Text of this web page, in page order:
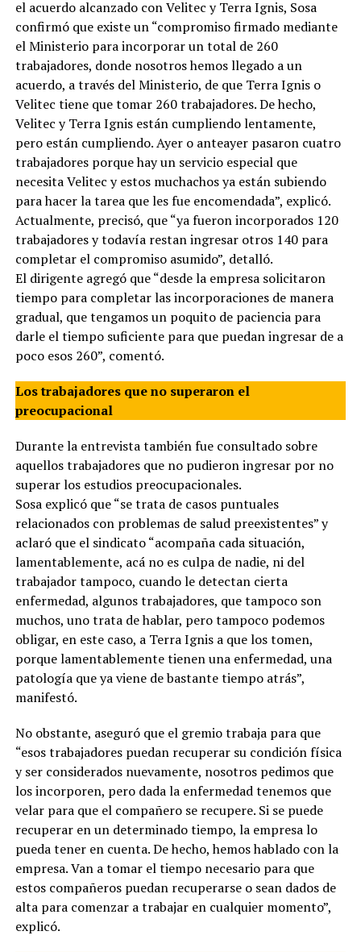
el acuerdo alcanzado con Velitec y Terra Ignis, Sosa
confirmó que existe un “compromiso firmado mediante
el Ministerio para incorporar un total de 260
trabajadores, donde nosotros hemos llegado a un
acuerdo, a través del Ministerio, de que Terra Ignis o
Velitec tiene que tomar 260 trabajadores. De hecho,
Velitec y Terra Ignis están cumpliendo lentamente,
pero están cumpliendo. Ayer o anteayer pasaron cuatro
trabajadores porque hay un servicio especial que
necesita Velitec y estos muchachos ya están subiendo
para hacer la tarea que les fue encomendada”, explicó.
Actualmente, precisó, que “ya fueron incorporados 120
trabajadores y todavía restan ingresar otros 140 para
completar el compromiso asumido”, detalló.
El dirigente agregó que “desde la empresa solicitaron
tiempo para completar las incorporaciones de manera
gradual, que tengamos un poquito de paciencia para
darle el tiempo suficiente para que puedan ingresar de a
poco esos 260”, comentó.
Los trabajadores que no superaron el
preocupacional
Durante la entrevista también fue consultado sobre
aquellos trabajadores que no pudieron ingresar por no
superar los estudios preocupacionales.
Sosa explicó que “se trata de casos puntuales
relacionados con problemas de salud preexistentes” y
aclaró que el sindicato “acompaña cada situación,
lamentablemente, acá no es culpa de nadie, ni del
trabajador tampoco, cuando le detectan cierta
enfermedad, algunos trabajadores, que tampoco son
muchos, uno trata de hablar, pero tampoco podemos
obligar, en este caso, a Terra Ignis a que los tomen,
porque lamentablemente tienen una enfermedad, una
patología que ya viene de bastante tiempo atrás”,
manifestó.
No obstante, aseguró que el gremio trabaja para que
“esos trabajadores puedan recuperar su condición física
y ser considerados nuevamente, nosotros pedimos que
los incorporen, pero dada la enfermedad tenemos que
velar para que el compañero se recupere. Si se puede
recuperar en un determinado tiempo, la empresa lo
pueda tener en cuenta. De hecho, hemos hablado con la
empresa. Van a tomar el tiempo necesario para que
estos compañeros puedan recuperarse o sean dados de
alta para comenzar a trabajar en cualquier momento”,
explicó.